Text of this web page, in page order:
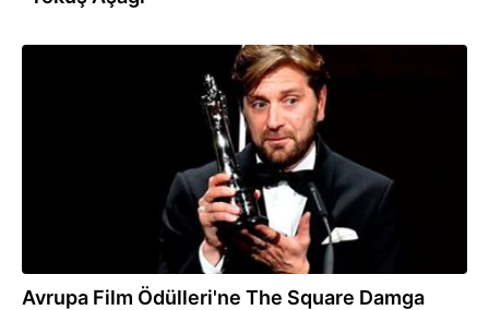
Avrupa Film Ödülleri'ne The Square Damga